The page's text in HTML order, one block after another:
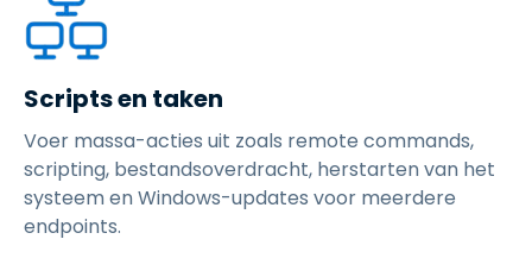
Scripts en taken
Voer massa-acties uit zoals remote commands,
scripting, bestandsoverdracht, herstarten van het
systeem en Windows-updates voor meerdere
endpoints.